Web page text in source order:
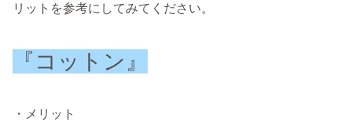
リットを参考にしてみてください。
『コットン』
・メリット